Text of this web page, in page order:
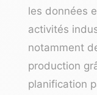
les données
activités
notamment
production
planification